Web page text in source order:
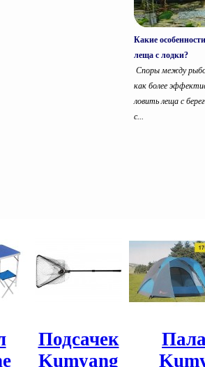
Какие
леща с лодки?
Споры между
как более
ловить леща с
с...